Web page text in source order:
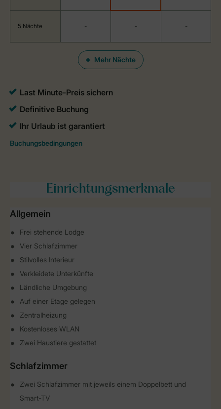
Mehr Nächte
5 Nächte - - -
Einrichtungsmerkmale
Allgemein
Frei stehende Lodge
Vier Schlafzimmer
Stilvolles Interieur
Verkleidete Unterkünfte
Ländliche Umgebung
Auf einer Etage gelegen
Zentralheizung
Kostenloses WLAN
Zwei Haustiere gestattet
Schlafzimmer
Zwei Schlafzimmer mit jeweils einem Doppelbett und
Smart-TV